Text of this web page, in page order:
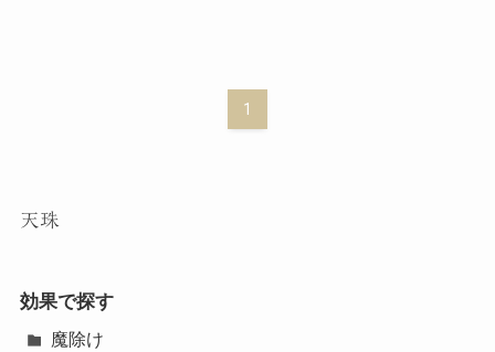
1
天珠
効果で探す
魔除け